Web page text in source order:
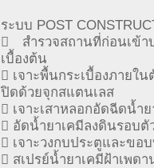
ระบบ POST
 สำรวจสถานที่ก่อนเข้า
เบื้องต้น
 เจาะพื้นกระเบื้องภายใ
ปิดด้วยจุกสแตนเลส
 เจาะเสาหลอกอัดฉีดน้ำ
 อัดน้ำยาเคมีลงดินรอบ
 เจาะวงกบประตูและข
 สเปรย์น้ำยาเคมีฝ้าเพด